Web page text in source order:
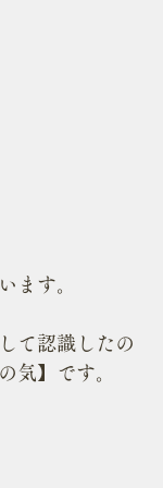
ます。
て認識したの
気】です。